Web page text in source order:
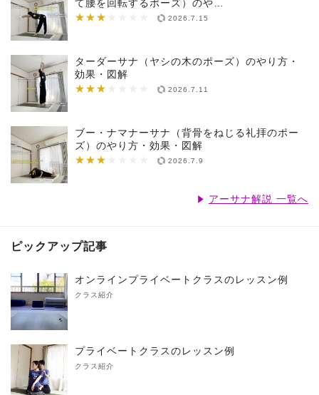
て腰を回転するポーズ）のや…
★★★
★★★★★★★ 2026.7.15
ターダーサナ（ヤシの木のポーズ）のやり方・
効果・図解
★★★
★★★★★★★ 2026.7.11
ブー・ナマナーサナ（背骨をねじる礼拝のポー
ズ）のやり方・効果・図解
★★★
★★★★★★★ 2026.7.9
アーサナ解説 一覧へ
ピックアップ記事
オンラインプライベートクラスのレッスン例
クラス紹介
プライベートクラスのレッスン例
クラス紹介